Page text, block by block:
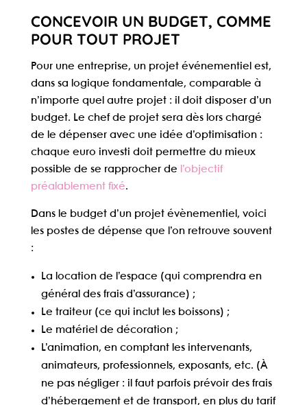
CONCEVOIR UN BUDGET, COMME
POUR TOUT PROJET
Pour une entreprise, un projet événementiel est,
dans sa logique fondamentale, comparable à
n’importe quel autre projet : il doit disposer d’un
budget. Le chef de projet sera dès lors chargé
de le dépenser avec une idée d’optimisation:
chaque euro investi doit permettre du mieux
possible de se rapprocher de
l’objectif
préalablement fixé.
Dans le budget d’un projet évènementiel, voici
les postes de dépense que l’on retrouve souvent
:
La location de l’espace (qui comprendra en
général des frais d’assurance) ;
Le traiteur (ce qui inclut les boissons) ;
Le matériel de décoration ;
L’animation, en comptant les intervenants,
animateurs, professionnels, exposants, etc. (À
ne pas négliger : il faut parfois prévoir des frais
d’hébergement et de transport, en plus du tarif